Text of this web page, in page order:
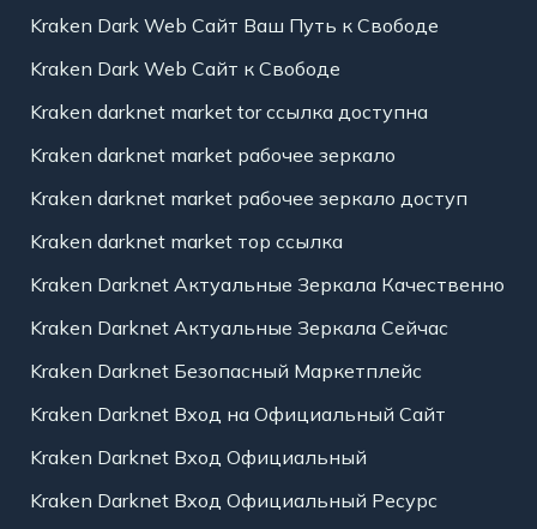
Kraken Dark Web Сайт Ваш Путь к Свободе
Kraken Dark Web Сайт к Свободе
Kraken darknet market tor ссылка доступна
Kraken darknet market рабочее зеркало
Kraken darknet market рабочее зеркало доступ
Kraken darknet market тор ссылка
Kraken Darknet Актуальные Зеркала Качественно
Kraken Darknet Актуальные Зеркала Сейчас
Kraken Darknet Безопасный Маркетплейс
Kraken Darknet Вход на Официальный Сайт
Kraken Darknet Вход Официальный
Kraken Darknet Вход Официальный Ресурс